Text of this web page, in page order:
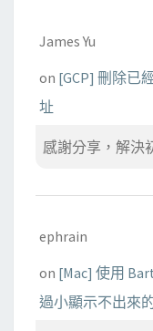
James Yu
on [GCP] 刪除已
址
感謝分享，解決
ephrain
on [Mac] 使用
過小顯示不出來